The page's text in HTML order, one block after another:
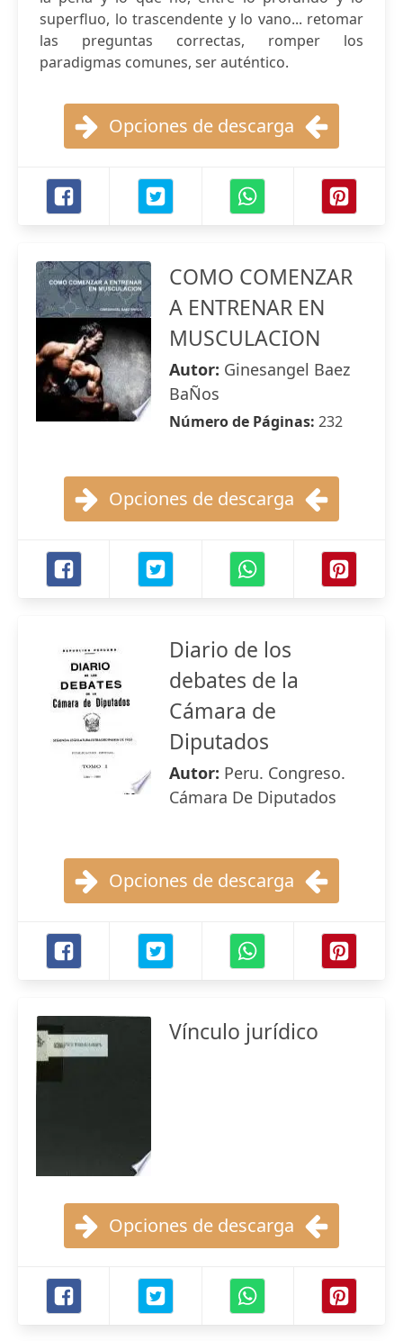
superfluo, lo trascendente y lo vano... retomar
las preguntas correctas, romper los
paradigmas comunes, ser auténtico.
Opciones de descarga
COMO COMENZAR
A ENTRENAR EN
MUSCULACION
Autor: Ginesangel Baez
BaÑos
Número de Páginas: 232
Opciones de descarga
Diario de los
debates de la
Cámara de
Diputados
Autor: Peru. Congreso.
Cámara De Diputados
Opciones de descarga
Vínculo jurídico
Opciones de descarga